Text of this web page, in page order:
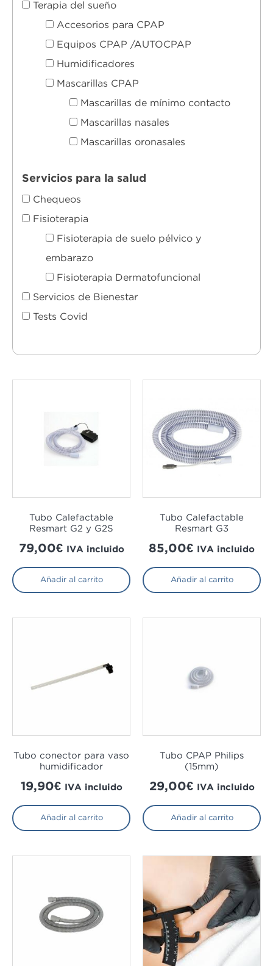
Terapia del sueño
Accesorios para CPAP
Equipos CPAP /AUTOCPAP
Humidificadores
Mascarillas CPAP
Mascarillas de mínimo contacto
Mascarillas nasales
Mascarillas oronasales
Servicios para la salud
Chequeos
Fisioterapia
Fisioterapia de suelo pélvico y
embarazo
Fisioterapia Dermatofuncional
Servicios de Bienestar
Tests Covid
Tubo Calefactable
Resmart G2 y G2S
79,00€ IVA incluido
Añadir al carrito
Tubo Calefactable
Resmart G3
85,00€ IVA incluido
Añadir al carrito
Tubo conector para vaso
humidificador
19,90€ IVA incluido
Añadir al carrito
Tubo CPAP Philips
(15mm)
29,00€ IVA incluido
Añadir al carrito
necesarias
funcione la
Para que
mejorar la
y estructura
nuestra web
visita. Si
mientras visitas
nuestro sitio,
aumentas la
posibilidad de
ver contenido y
ofertas